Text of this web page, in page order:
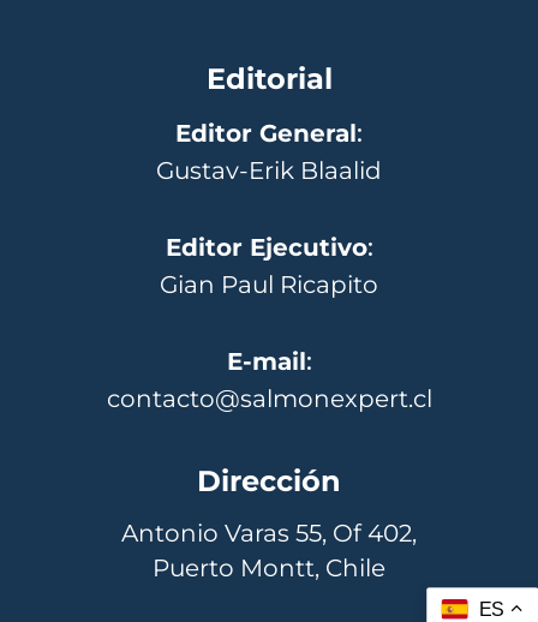
Editorial
Editor General:
Gustav-Erik Blaalid
Editor Ejecutivo:
Gian Paul Ricapito
E-mail:
contacto@salmonexpert.cl
Dirección
Antonio Varas 55, Of 402,
Puerto Montt, Chile
ES